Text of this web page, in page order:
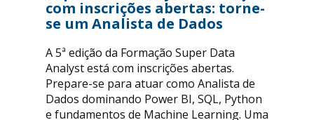
com inscrições abertas: torne-
se um Analista de Dados
A 5ª edição da Formação Super Data
Analyst está com inscrições abertas.
Prepare-se para atuar como Analista de
Dados dominando Power BI, SQL, Python
e fundamentos de Machine Learning. Uma